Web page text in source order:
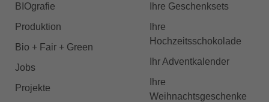
BIOgrafie
Produktion
Bio + Fair + Green
Jobs
Projekte
Ihre Geschenksets
Ihre
Hochzeitsschokolade
Ihr Adventkalender
Ihre
Weihnachtsgeschenke